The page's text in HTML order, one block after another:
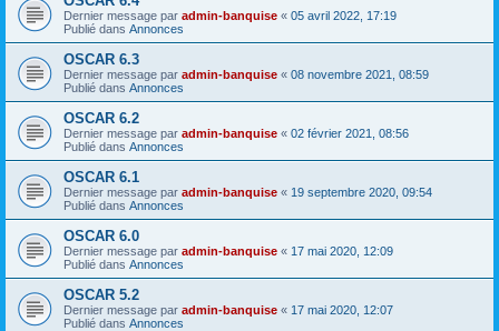
Dernier message par admin-banquise « 05 avril 2022, 17:19
Publié dans Annonces
OSCAR 6.3
Dernier message par admin-banquise « 08 novembre 2021, 08:59
Publié dans Annonces
OSCAR 6.2
Dernier message par admin-banquise « 02 février 2021, 08:56
Publié dans Annonces
OSCAR 6.1
Dernier message par admin-banquise « 19 septembre 2020, 09:54
Publié dans Annonces
OSCAR 6.0
Dernier message par admin-banquise « 17 mai 2020, 12:09
Publié dans Annonces
OSCAR 5.2
Dernier message par admin-banquise « 17 mai 2020, 12:07
Publié dans Annonces